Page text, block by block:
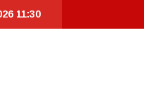
na rua Santa Catarina, na
11:30